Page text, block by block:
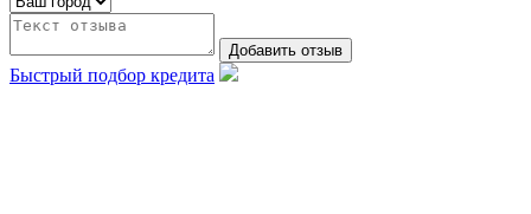
Быстрый подбор кредита